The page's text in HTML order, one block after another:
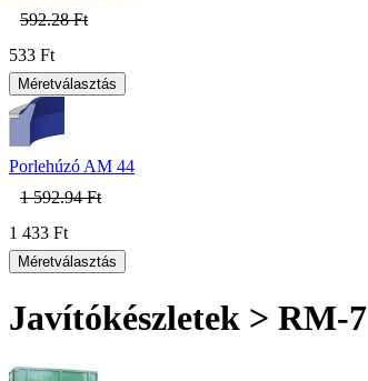
592.28 Ft
533 Ft
Porlehúzó AM 44
1 592.94 Ft
1 433 Ft
Javítókészletek > RM-7